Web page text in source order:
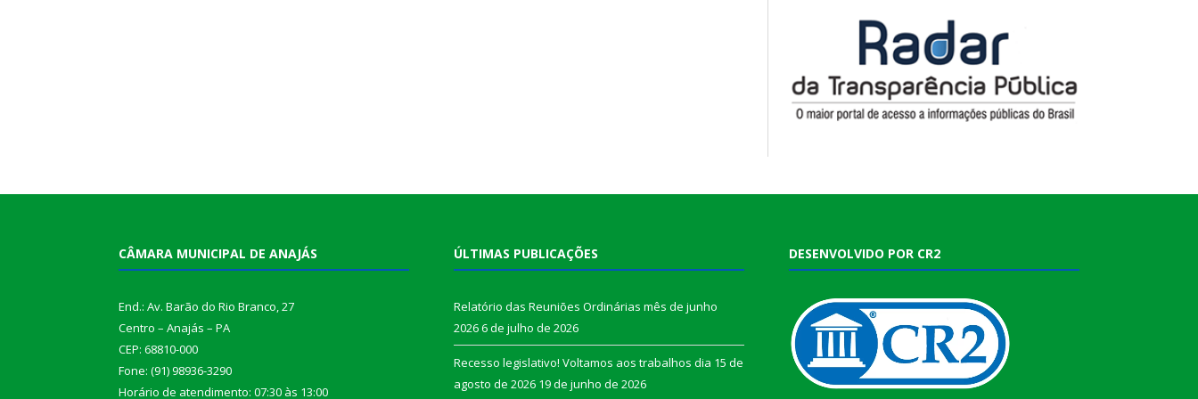
CÂMARA MUNICIPAL DE ANAJÁS
End.: Av. Barão do Rio Branco, 27
Centro – Anajás – PA
CEP: 68810-000
Fone: (91) 98936-3290
Horário de atendimento: 07:30 às 13:00
ÚLTIMAS PUBLICAÇÕES
Relatório das Reuniões Ordinárias mês de junho
20266 de julho de 2026
Recesso legislativo! Voltamos aos trabalhos dia 15 de
agosto de 2026 19 de junho de 2026
DESENVOLVIDO POR CR2